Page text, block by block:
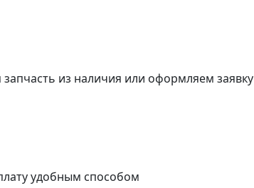
из наличия или оформляем заявку
удобным способом